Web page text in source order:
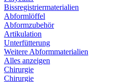
Bissregistriermaterialien
Abformlöffel
Abformzubehör
Artikulation
Unterfütterung
Weitere Abformmaterialien
Alles anzeigen
Chirurgie
Chirurgie